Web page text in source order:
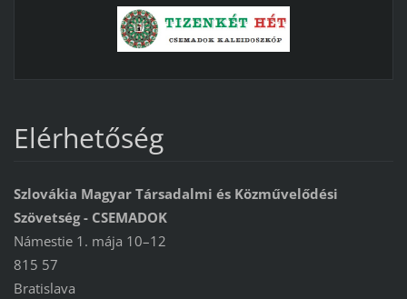
Elérhetőség
Szlovákia Magyar Társadalmi és Közművelődési
Szövetség - CSEMADOK
Námestie 1. mája 10–12
815 57
Bratislava